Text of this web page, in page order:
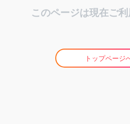
このページは現在ご